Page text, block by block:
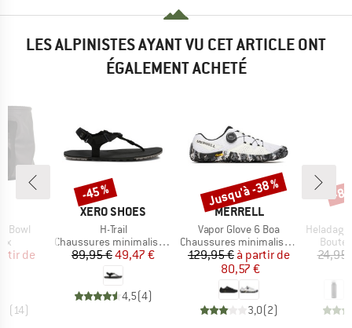
LES ALPINISTES AYANT VU CET ARTICLE ONT
ÉGALEMENT ACHETÉ
Bowl
réduit
de
(14)
MARQUE
XERO SHOES
Article
H-Trail
Product group
Chaussures minimalistes
Prix
89,95 €Prix réduit
49,47 €
4,5(4)
Remise
-45 %
MARQUE
MERRELL
Article
Vapor Glove 6 Boa
Product group
Chaussures minimalistes
Prix
129,95 € Prix réduit
à partir de
80,57 €
3,0(2)
Remise
Jusqu'à -38 %
Article
HeladagenSt.
24,95
-